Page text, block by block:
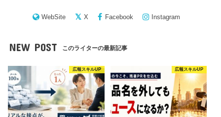
WebSite X Facebook Instagram
NEW POST このライターの最新記事
広報スキルUP 広報スキルUP